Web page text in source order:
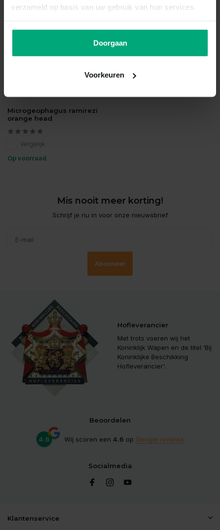
verzameld op basis van uw gebruik van hun services.
Doorgaan
Voorkeuren
Microgeophagus ramirezi
orange head
Vergelijk
Op voorraad
Mis nooit meer korting!
Schrijf je nu in voor onze nieuwsbrief
Abonneer
Hofleverancier
Met trots voeren wij het
Koninklijk Wapen en de titel ‘Bij
Koninklijke Beschikking
Hofleverancier'.
Beoordelen
4.6 Wij scoren een 4.6 op Google reviews
Socialmedia
Klantenservice